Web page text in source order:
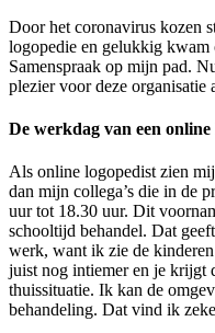
Door het coronavirus kozen
logopedie en gelukkig kwam
Samenspraak op mijn pad.
plezier voor deze organisatie
De werkdag van een online
Als online logopedist zien
dan mijn collega’s die in de
uur tot 18.30 uur. Dit
schooltijd behandel. Dat
werk, want ik zie de
juist nog intiemer en je krijgt
thuissituatie. Ik kan de
behandeling. Dat vind ik